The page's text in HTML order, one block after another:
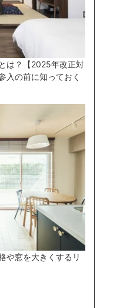
は？【2025年改正対
入の前に知っておく
や窓を大きくするリ